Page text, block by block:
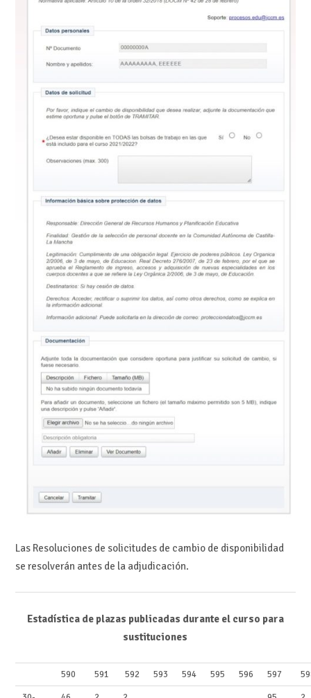
Las Resoluciones de solicitudes de cambio de disponibilidad
se resolverán antes de la adjudicación.
Estadística de plazas publicadas durante el curso para
sustituciones
590 591 592 593 594 595 596 597